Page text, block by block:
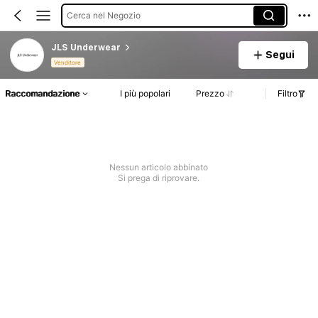
Cerca nel Negozio
JLS Underwear
Venditore
Segui
Raccomandazione I più popolari Prezzo Filtro
Nessun articolo abbinato
Si prega di riprovare.